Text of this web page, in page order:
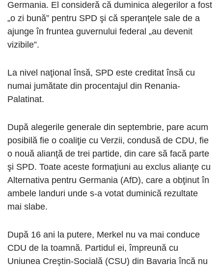
Germania. El consideră că duminica alegerilor a fost
„o zi bună” pentru SPD şi că speranţele sale de a
ajunge în fruntea guvernului federal „au devenit
vizibile”.
La nivel naţional însă, SPD este creditat însă cu
numai jumătate din procentajul din Renania-
Palatinat.
După alegerile generale din septembrie, pare acum
posibilă fie o coaliţie cu Verzii, condusă de CDU, fie
o nouă alianţă de trei partide, din care să facă parte
şi SPD. Toate aceste formaţiuni au exclus alianţe cu
Alternativa pentru Germania (AfD), care a obţinut în
ambele landuri unde s-a votat duminică rezultate
mai slabe.
După 16 ani la putere, Merkel nu va mai conduce
CDU de la toamnă. Partidul ei, împreună cu
Uniunea Creştin-Socială (CSU) din Bavaria încă nu